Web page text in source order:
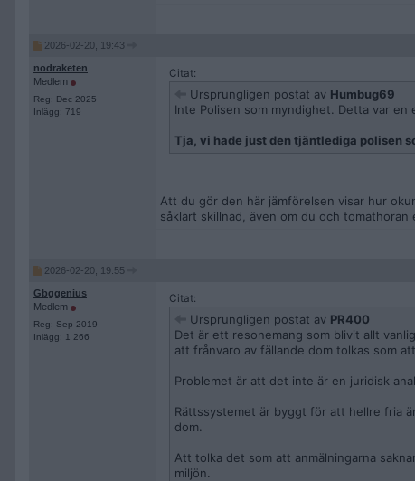
2026-02-20, 19:43
nodraketen
Medlem
Reg: Dec 2025
Inlägg: 719
Citat:
Ursprungligen postat av Humbug69
Inte Polisen som myndighet. Detta var en
Tja, vi hade just den tjäntlediga polisen
Att du gör den här jämförelsen visar hur
såklart skillnad, även om du och tomathoran
2026-02-20, 19:55
Gbggenius
Medlem
Reg: Sep 2019
Inlägg: 1 266
Citat:
Ursprungligen postat av PR400
Det är ett resonemang som blivit allt
att frånvaro av fällande dom tolkas som
Problemet är att det inte är en juridisk
Rättssystemet är byggt för att hellre fria
dom.
Att tolka det som att anmälningarna
miljön.